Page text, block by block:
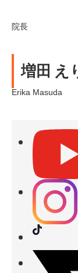
院長
増田 え
Erika Masuda